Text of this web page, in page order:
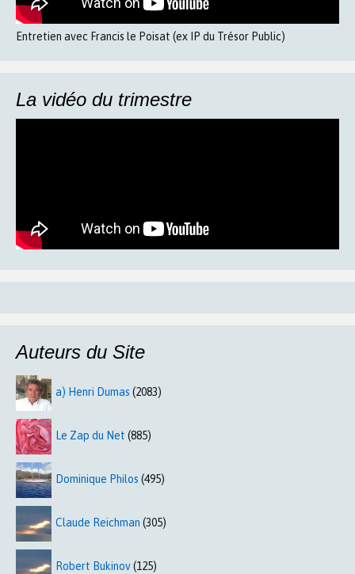
Entretien avec Francis le Poisat (ex IP du Trésor Public)
La vidéo du trimestre
Auteurs du Site
a) Henri Dumas (2083)
Le Zap du Net (885)
Dominique Philos (495)
Claude Reichman (305)
Robert Bukinov(125)